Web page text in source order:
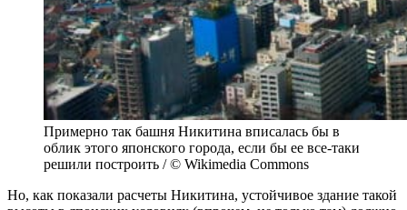
Примерно так башня Никитина вписалась бы в
облик этого японского города, если бы ее все-таки
решили построить / © Wikimedia Commons
Но, как показали расчеты Никитина, устойчивое здание такой